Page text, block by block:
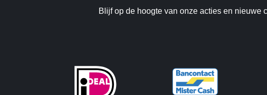
Blijf op de hoogte van onze acties en nieuwe